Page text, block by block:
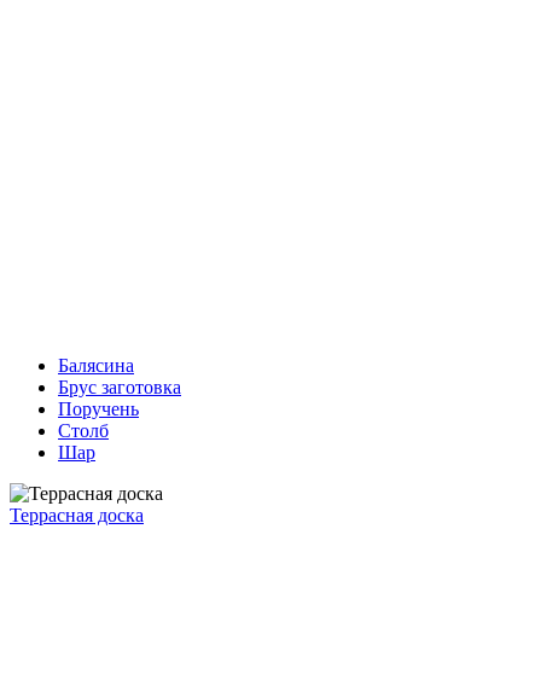
Балясина
Брус заготовка
Поручень
Столб
Шар
Террасная доска